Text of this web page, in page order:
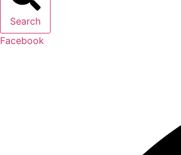
Search
Facebook